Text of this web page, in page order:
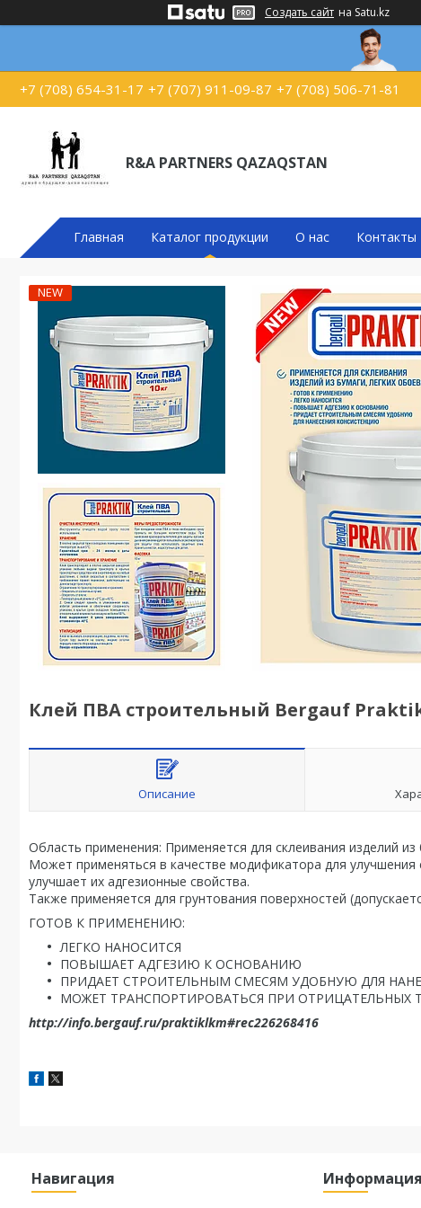
Создать сайт на Satu.kz
+7 (708) 654-31-17 +7 (707) 911-09-87 +7 (708) 506-71-81
R&A PARTNERS QAZAQSTAN
Главная Каталог продукции О нас Контакты
NEW
Клей ПВА строительный Bergauf
Описание
Область применения: Применяется для склеивания изделий из
Может применяться в качестве модификатора для улучшения
улучшает их адгезионные свойства.
Также применяется для грунтования поверхностей
ГОТОВ К ПРИМЕНЕНИЮ:
ЛЕГКО НАНОСИТСЯ
ПОВЫШАЕТ АДГЕЗИЮ К ОСНОВАНИЮ
ПРИДАЕТ СТРОИТЕЛЬНЫМ СМЕСЯМ УДОБНУЮ ДЛЯ
МОЖЕТ ТРАНСПОРТИРОВАТЬСЯ ПРИ ОТРИЦАТЕЛЬНЫХ
http://info.bergauf.ru/praktiklkm#rec226268416
Навигация Информация